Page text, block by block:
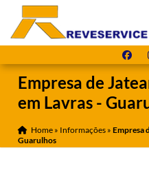
Empresa de
em Lavras -
Home » Informações »Empresa
Guarulhos